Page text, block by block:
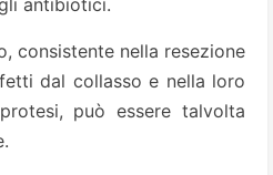
antibiotici.
consistente nella resezione
dal collasso e nella loro
può essere talvolta